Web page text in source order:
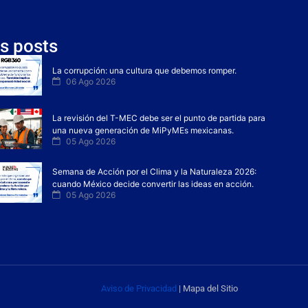
posts
La corrupción: una cultura que debemos romper.
06 Ago 2026
La revisión del T-MEC debe ser el punto de partida para
una nueva generación de MiPyMEs mexicanas.
05 Ago 2026
Semana de Acción por el Clima y la Naturaleza 2026:
cuando México decide convertir las ideas en acción.
05 Ago 2026
Aviso de Privacidad | Mapa del Sitio